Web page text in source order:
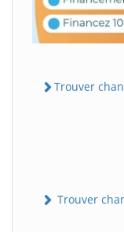
Trouver
Trouver